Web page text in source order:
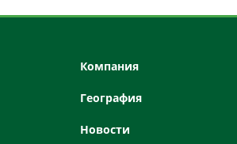
Компания
География
Новости